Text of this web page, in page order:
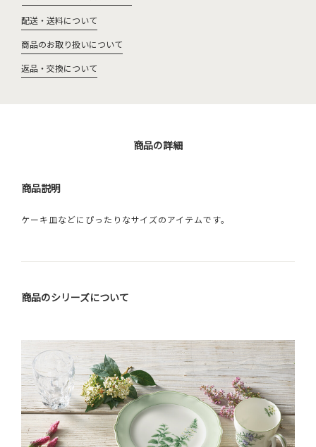
配送・送料について
商品のお取り扱いについて
返品・交換について
商品の詳細
商品説明
ケーキ皿などにぴったりなサイズのアイテムです。
商品のシリーズについて